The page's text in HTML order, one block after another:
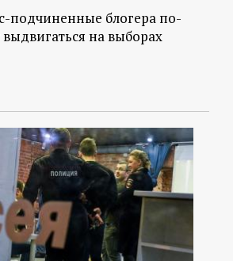
подчиненные блогера по-
на выборах